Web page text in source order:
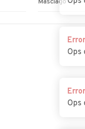
Masciago
Auto usate
Auto usate
Auto usate
Concorezzo
Error
Ops
Error
Ops